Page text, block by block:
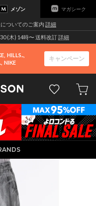
メゾン マガシーク
ついてのご案内 詳細
30 (木) 14時〜 送料改訂詳細
HILLS..
NIKE
キャンペーン